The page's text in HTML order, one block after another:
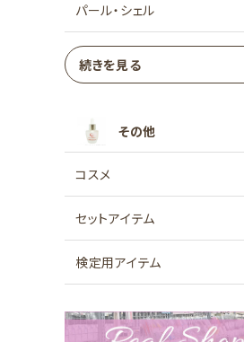
パール・シェル
続きを見る
その他
コスメ
セットアイテム
検定用アイテム